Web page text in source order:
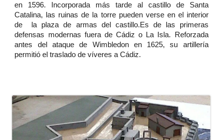
en 1596. Incorporada más tarde al castillo de Santa
Catalina, las ruinas de la torre pueden verse en el interior
de la plaza de armas del castillo.Es de las primeras
defensas modernas fuera de Cádiz o La Isla. Reforzada
antes del ataque de Wimbledon en 1625, su artillería
permitió el traslado de víveres a Cádiz.